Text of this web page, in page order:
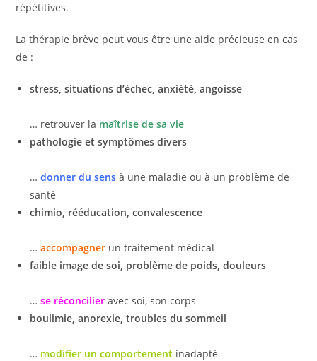
répétitives.
La thérapie brève peut vous être une aide précieuse en cas
de :
stress, situations d’échec, anxiété, angoisse
… retrouver la maîtrise de sa vie
pathologie et symptômes divers
…donner du sensà une maladie ou à un problème de
santé
chimio, rééducation, convalescence
…accompagner un traitement médical
faible image de soi, problème de poids, douleurs
…se réconcilier avec soi, son corps
boulimie, anorexie, troubles du sommeil
… modifier un comportement inadapté